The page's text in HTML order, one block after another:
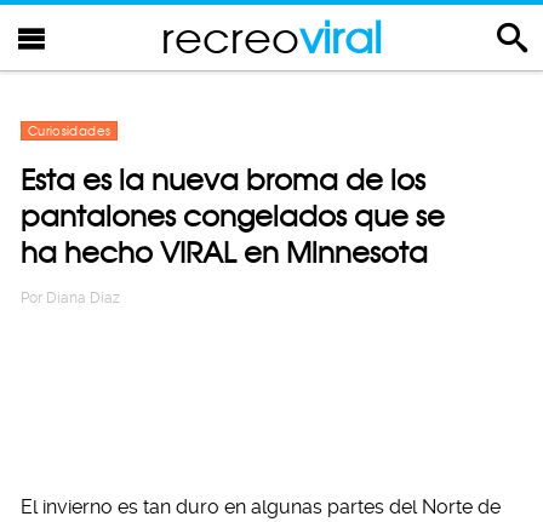
recreoviral
Curiosidades
Esta es la nueva broma de los
pantalones congelados que se
ha hecho VIRAL en Minnesota
Por Diana Diaz
El invierno es tan duro en algunas partes del Norte de